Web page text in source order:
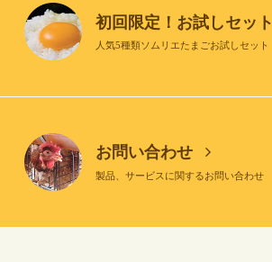
初回限定！お試しセット
人気5種類ソムリエたまごお試しセット
お問い合わせ
製品、サービスに関するお問い合わせ